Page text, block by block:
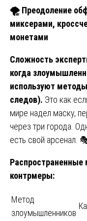
🌪 Преодоление
миксерами,
монетами
Сложность
когда
используют
следов). Это как
мире надел маску,
через три города.
есть свой арсенал.
контрмеры:
Метод
злоумышленников